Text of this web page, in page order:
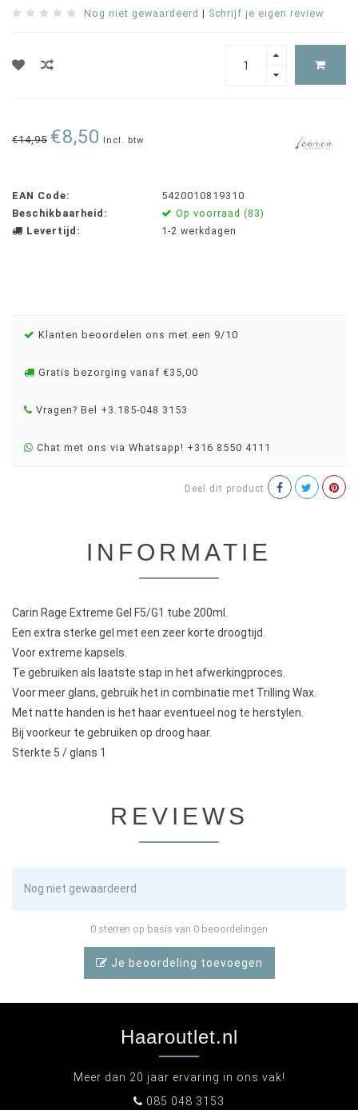
Nog niet gewaardeerd | Schrijf je eigen review
€14,95 €8,50 Incl. btw
EAN Code:
5420010819310
Beschikbaarheid:
Op voorraad (83)
Levertijd:
1-2 werkdagen
Klanten beoordelen ons met een 9/10
Gratis bezorging vanaf €35,00
Vragen? Bel +3.185-048 3153
Chat met ons via Whatsapp! +316 8550 4111
Deel dit product
INFORMATIE
Carin Rage Extreme Gel F5/G1 tube 200ml.
Een extra sterke gel met een zeer korte droogtijd.
Voor extreme kapsels.
Te gebruiken als laatste stap in het afwerkingproces.
Voor meer glans, gebruik het in combinatie met Trilling Wax.
Met natte handen is het haar eventueel nog te herstylen.
Bij voorkeur te gebruiken op droog haar.
Sterkte 5 / glans 1
REVIEWS
Nog niet gewaardeerd
0 sterren op basis van 0 beoordelingen
Je beoordeling toevoegen
Haaroutlet.nl
Meer dan 20 jaar ervaring in ons vak!
085 048 3153